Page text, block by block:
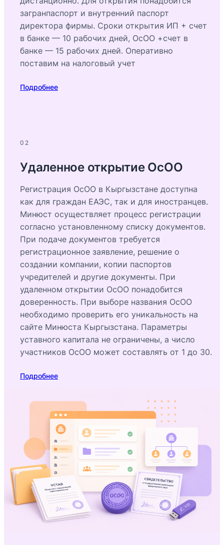
загранпаспорт и внутренний паспорт
директора фирмы. Сроки открытия ИП + счет
в банке — 10 рабочих дней, ОсОО +счет в
банке — 15 рабочих дней. Оперативно
поставим на налоговый учет
Подробнее
02
Удаленное открытие ОсОО
Регистрация ОсОО в Кыргызстане доступна
как для граждан ЕАЭС, так и для иностранцев.
Минюст осуществляет процесс регистрации
согласно установленному списку документов.
При подаче документов требуется
регистрационное заявление, решение о
создании компании, копии паспортов
учредителей и другие документы. При
удаленном открытии ОсОО понадобится
доверенность. При выборе названия ОсОО
необходимо проверить его уникальность на
сайте Минюста Кыргызстана. Параметры
уставного капитала не ограничены, а число
участников ОсОО может составлять от 1 до 30.
Подробнее